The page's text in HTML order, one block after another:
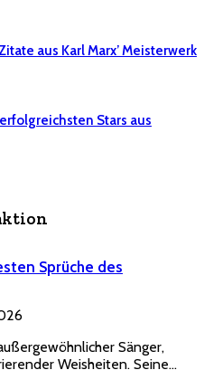
aus Karl Marx’ Meisterwerk
Stars aus
Sprüche des
Sänger,
Weisheiten. Seine…